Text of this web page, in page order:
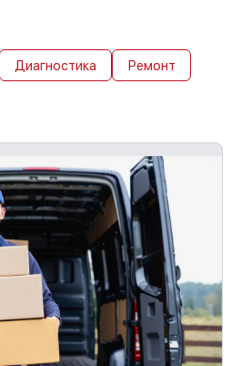
Диагностика Ремонт